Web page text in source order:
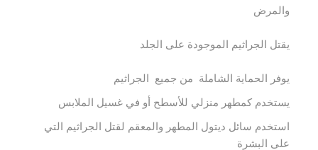
والمرض
يقتل الجراثيم الموجودة على الجلد
يوفر الحماية الشاملة من جميع الجراثيم
يستخدم كمطهر منزلي للأسطح أو في غسيل الملابس
استخدم سائل ديتول المطهر والمعقم لقتل الجراثيم التي
على البشرة